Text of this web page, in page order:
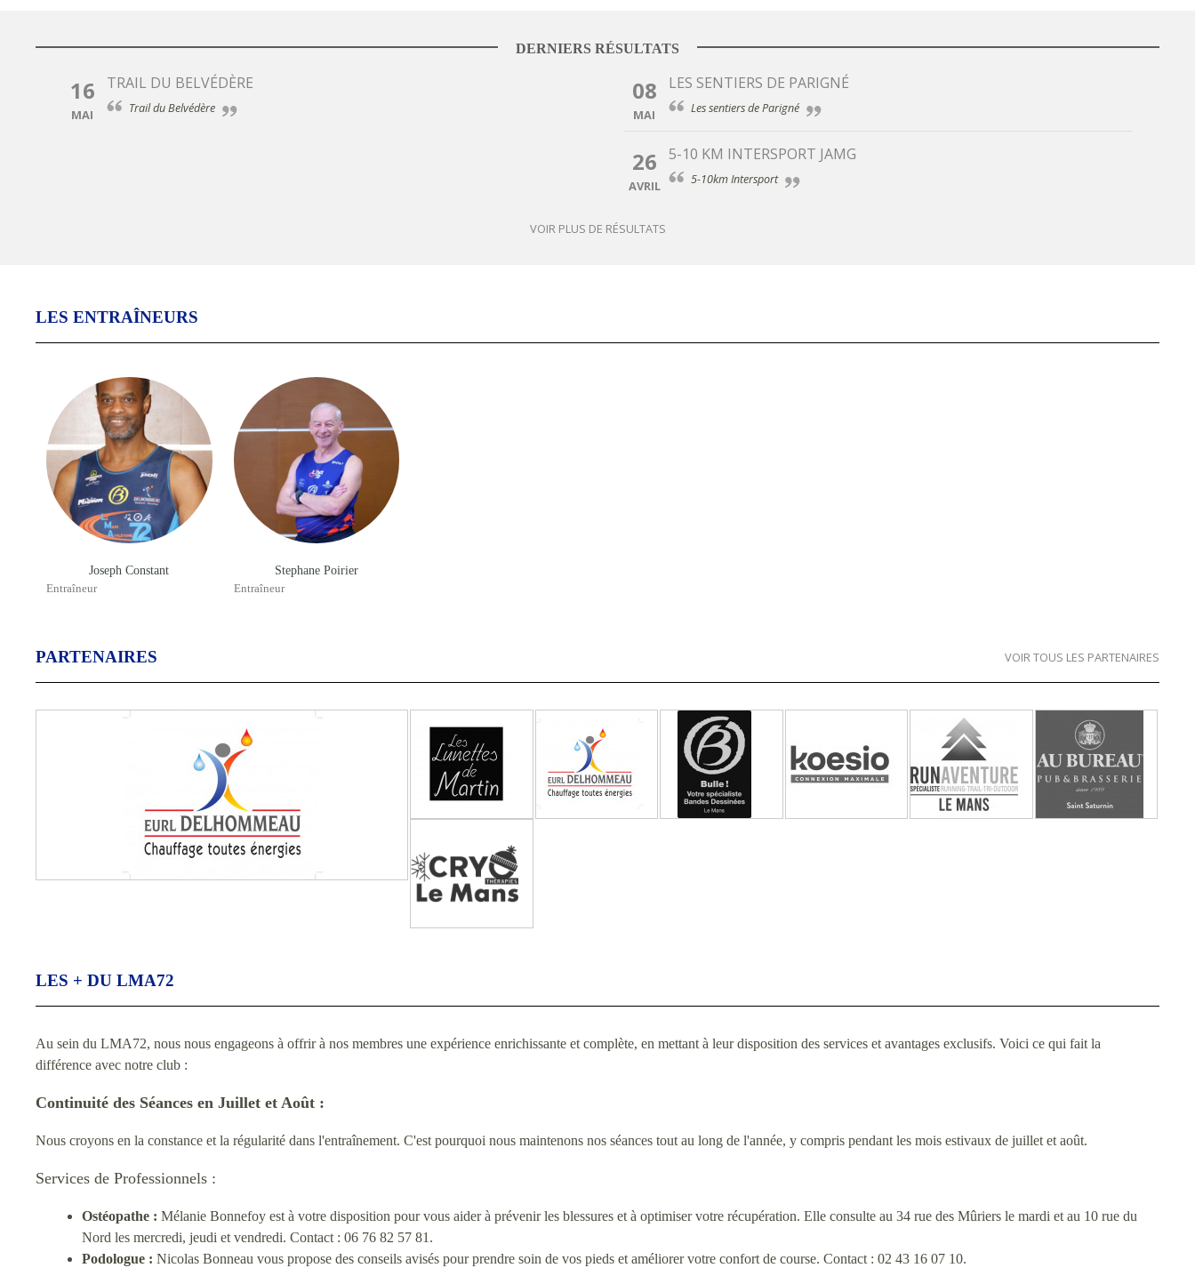
DERNIERS RÉSULTATS
16
MAI
TRAIL DU BELVÉDÈRE
Trail du Belvédère
08
MAI
LES SENTIERS DE PARIGNÉ
Les sentiers de Parigné
26
AVRIL
5-10 KM INTERSPORT JAMG
5-10km Intersport
VOIR PLUS DE RÉSULTATS
LES ENTRAÎNEURS
Joseph Constant
Entraîneur
Stephane Poirier
Entraîneur
PARTENAIRES VOIR TOUS LES PARTENAIRES
LES + DU LMA72
Au sein du LMA72, nous nous engageons à offrir à nos membres une expérience enrichissante et complète, en mettant à leur disposition des services et avantages exclusifs. Voici ce qui fait la
différence avec notre club :
Continuité des Séances en Juillet et Août :
Nous croyons en la constance et la régularité dans l'entraînement. C'est pourquoi nous maintenons nos séances tout au long de l'année, y compris pendant les mois estivaux de juillet et août.
Services de Professionnels :
Ostéopathe : Mélanie Bonnefoy est à votre disposition pour vous aider à prévenir les blessures et à optimiser votre récupération. Elle consulte au 34 rue des Mûriers le mardi et au 10 rue du
Nord les mercredi, jeudi et vendredi. Contact : 06 76 82 57 81.
Podologue : Nicolas Bonneau vous propose des conseils avisés pour prendre soin de vos pieds et améliorer votre confort de course. Contact : 02 43 16 07 10.